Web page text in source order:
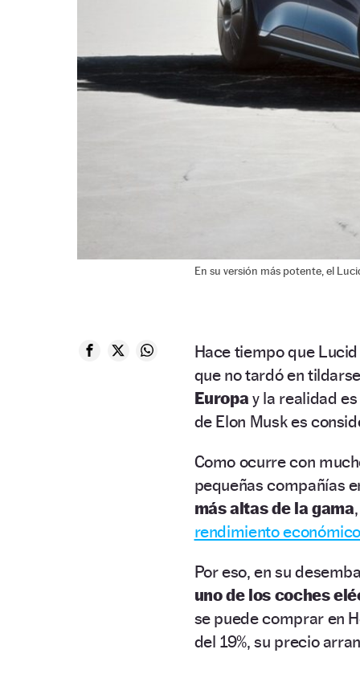
En su versión más potente, el
Hace tiempo que
que no tardó en
Europay la realidad
de Elon Musk es
Como ocurre con
pequeñas compañías
más altas de la gama
rendimiento
Por eso, en su
uno de los coches
se puede comprar en
del 19%, su precio